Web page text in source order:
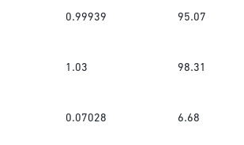
0.99939 95.07
1.03 98.31
0.07028 6.68